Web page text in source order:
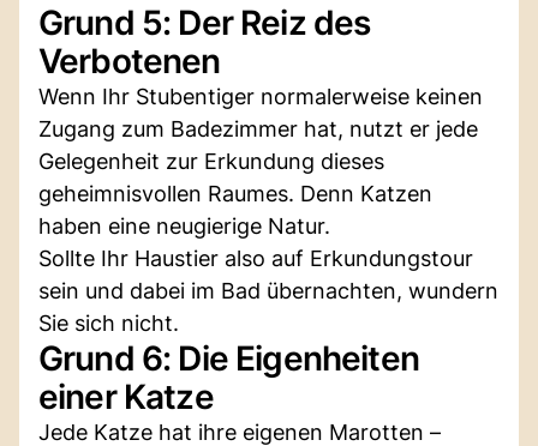
Grund 5: Der Reiz des
Verbotenen
Wenn Ihr Stubentiger normalerweise keinen
Zugang zum Badezimmer hat, nutzt er jede
Gelegenheit zur Erkundung dieses
geheimnisvollen Raumes. Denn Katzen
haben eine neugierige Natur.
Sollte Ihr Haustier also auf Erkundungstour
sein und dabei im Bad übernachten, wundern
Sie sich nicht.
Grund 6: Die Eigenheiten
einer Katze
Jede Katze hat ihre eigenen Marotten –